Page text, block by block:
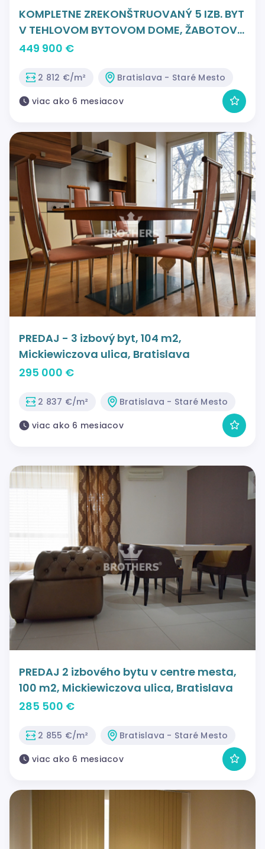
KOMPLETNE ZREKONŠTRUOVANÝ 5 IZB. BYT
V TEHLOVOM BYTOVOM DOME, ŽABOTOVÁ
ULICA
449 900 €
2 812 €/m²
Bratislava - Staré Mesto
viac ako 6 mesiacov
PREDAJ - 3 izbový byt, 104 m2,
Mickiewiczova ulica, Bratislava
295 000 €
2 837 €/m²
Bratislava - Staré Mesto
viac ako 6 mesiacov
PREDAJ 2 izbového bytu v centre mesta,
100 m2, Mickiewiczova ulica, Bratislava
285 500 €
2 855 €/m²
Bratislava - Staré Mesto
viac ako 6 mesiacov